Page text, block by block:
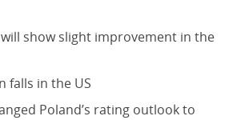
show slight improvement in the
falls in the US
Poland’s rating outlook to